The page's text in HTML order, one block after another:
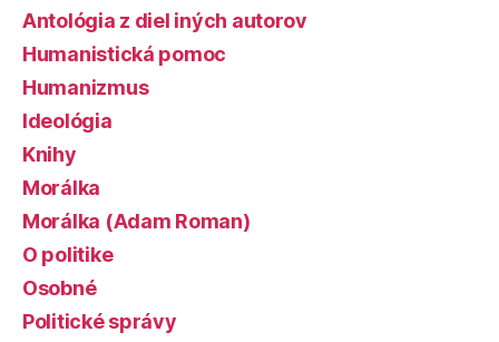
Antológia z diel iných autorov
Humanistická pomoc
Humanizmus
Ideológia
Knihy
Morálka
Morálka (Adam Roman)
O politike
Osobné
Politické správy